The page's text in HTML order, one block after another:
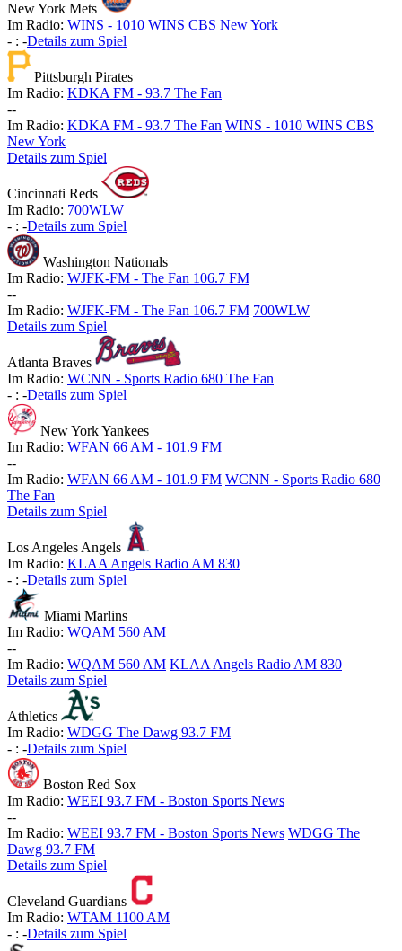
New York Mets
Im Radio: WINS - 1010 WINS CBS New York
- : -Details zum Spiel
Pittsburgh Pirates
Im Radio: KDKA FM - 93.7 The Fan
--
Im Radio: KDKA FM - 93.7 The Fan WINS - 1010 WINS CBS
New York
Details zum Spiel
Cincinnati Reds
Im Radio: 700WLW
- : -Details zum Spiel
Washington Nationals
Im Radio: WJFK-FM - The Fan 106.7 FM
--
Im Radio: WJFK-FM - The Fan 106.7 FM 700WLW
Details zum Spiel
Atlanta Braves
Im Radio: WCNN - Sports Radio 680 The Fan
- : -Details zum Spiel
New York Yankees
Im Radio: WFAN 66 AM - 101.9 FM
--
Im Radio: WFAN 66 AM - 101.9 FM WCNN - Sports Radio 680
The Fan
Details zum Spiel
Los Angeles Angels
Im Radio: KLAA Angels Radio AM 830
- : -Details zum Spiel
Miami Marlins
Im Radio: WQAM 560 AM
--
Im Radio: WQAM 560 AM KLAA Angels Radio AM 830
Details zum Spiel
Athletics
Im Radio: WDGG The Dawg 93.7 FM
- : -Details zum Spiel
Boston Red Sox
Im Radio: WEEI 93.7 FM - Boston Sports News
--
Im Radio: WEEI 93.7 FM - Boston Sports News WDGG The
Dawg 93.7 FM
Details zum Spiel
Cleveland Guardians
Im Radio: WTAM 1100 AM
- : -Details zum Spiel